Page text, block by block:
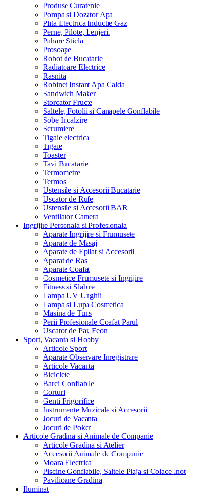
Produse Curatenie
Pompa si Dozator Apa
Plita Electrica Inductie Gaz
Perne, Pilote, Lenjerii
Pahare Sticla
Prosoape
Robot de Bucatarie
Radiatoare Electrice
Rasnita
Robinet Instant Apa Calda
Sandwich Maker
Storcator Fructe
Saltele, Fotolii si Canapele Gonflabile
Sobe Incalzire
Scrumiere
Tigaie electrica
Tigaie
Toaster
Tavi Bucatarie
Termometre
Termos
Ustensile si Accesorii Bucatarie
Uscator de Rufe
Ustensile si Accesorii BAR
Ventilator Camera
Ingrijire Personala si Profesionala
Aparate Ingrijire si Frumusete
Aparate de Masaj
Aparate de Epilat si Accesorii
Aparat de Ras
Aparate Coafat
Cosmetice Frumusete si Ingrijire
Fitness si Slabire
Lampa UV Unghii
Lampa si Lupa Cosmetica
Masina de Tuns
Perii Profesionale Coafat Parul
Uscator de Par, Feon
Sport, Vacanta si Hobby
Articole Sport
Aparate Observare Inregistrare
Articole Vacanta
Biciclete
Barci Gonflabile
Corturi
Genti Frigorifice
Instrumente Muzicale si Accesorii
Jocuri de Vacanta
Jocuri de Poker
Articole Gradina si Animale de Companie
Articole Gradina si Atelier
Accesorii Animale de Companie
Moara Electrica
Piscine Gonflabile, Saltele Plaja si Colace Inot
Pavilioane Gradina
Iluminat